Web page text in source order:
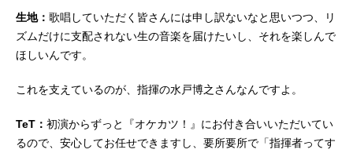
生地： 歌唱していただく皆さんには申し訳ないなと思いつつ、リ
ズムだけに支配されない生の音楽を届けたいし、それを楽しんで
ほしいんです。
これを支えているのが、指揮の水戸博之さんなんですよ。
TeT： 初演からずっと『オケカツ！』にお付き合いいただいてい
るので、安心してお任せできますし、要所要所で「指揮者ってす